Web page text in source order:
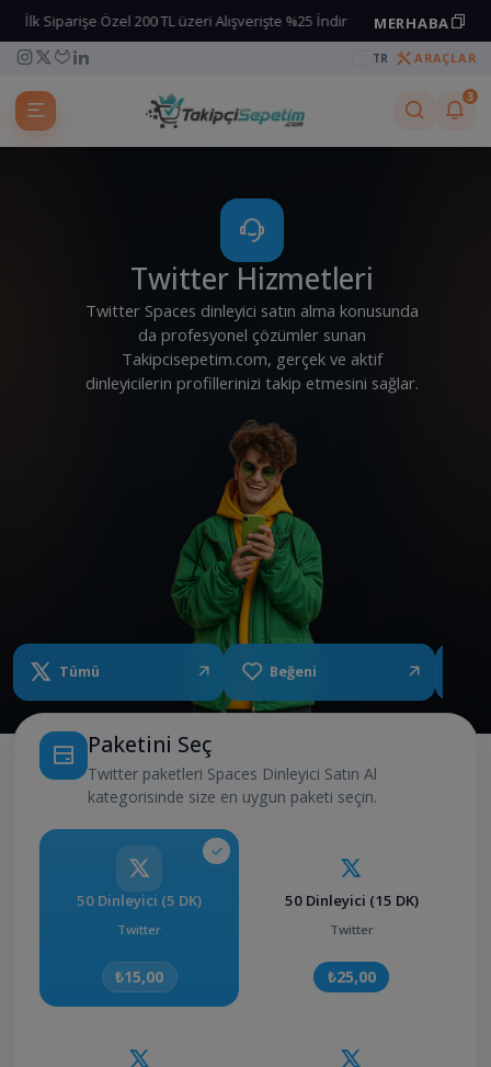
Özel 200 TL üzeri Alışverişte %25 İndirim kodu İlk Siparişe
MERHABA
Kuponu kopyala
TR ARAÇLAR
3
Twitter Hizmetleri
Twitter Spaces dinleyici satın alma konusunda
da profesyonel çözümler sunan
Takipcisepetim.com, gerçek ve aktif
dinleyicilerin profillerinizi takip etmesini sağlar.
Tümü Beğeni
Paketini Seç
Twitter paketleri Spaces Dinleyici Satın Al
kategorisinde size en uygun paketi seçin.
50 Dinleyici (5 DK)
Twitter
₺15,00
50 Dinleyici (15 DK)
Twitter
₺25,00